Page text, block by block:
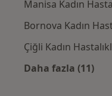
Manisa Kadın
Bornova Kadın
Çiğli Kadın
Daha fazla (11)